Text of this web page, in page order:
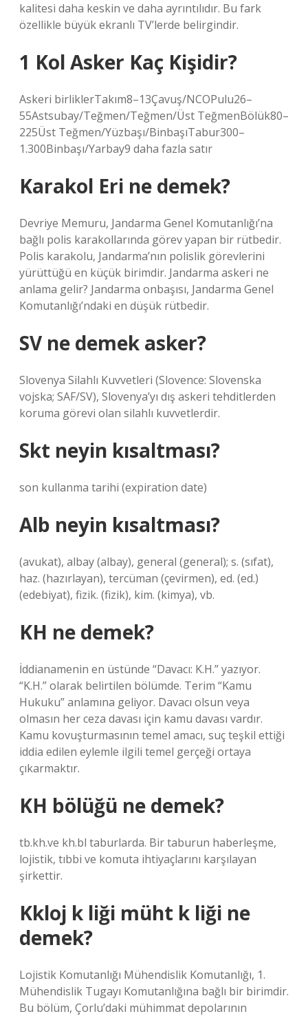
kalitesi daha keskin ve daha ayrıntılıdır. Bu fark
özellikle büyük ekranlı TV’lerde belirgindir.
1 Kol Asker Kaç Kişidir?
Askeri birliklerTakım8–13Çavuş/NCOPulu26–
55Astsubay/Teğmen/Teğmen/Üst TeğmenBölük80–
225Üst Teğmen/Yüzbaşı/BinbaşıTabur300–
1.300Binbaşı/Yarbay9 daha fazla satır
Karakol Eri ne demek?
Devriye Memuru, Jandarma Genel Komutanlığı’na
bağlı polis karakollarında görev yapan bir rütbedir.
Polis karakolu, Jandarma’nın polislik görevlerini
yürüttüğü en küçük birimdir. Jandarma askeri ne
anlama gelir? Jandarma onbaşısı, Jandarma Genel
Komutanlığı’ndaki en düşük rütbedir.
SV ne demek asker?
Slovenya Silahlı Kuvvetleri (Slovence: Slovenska
vojska; SAF/SV), Slovenya’yı dış askeri tehditlerden
koruma görevi olan silahlı kuvvetlerdir.
Skt neyin kısaltması?
son kullanma tarihi (expiration date)
Alb neyin kısaltması?
(avukat), albay (albay), general (general); s. (sıfat),
haz. (hazırlayan), tercüman (çevirmen), ed. (ed.)
(edebiyat), fizik. (fizik), kim. (kimya), vb.
KH ne demek?
İddianamenin en üstünde “Davacı: K.H.” yazıyor.
“K.H.” olarak belirtilen bölümde. Terim “Kamu
Hukuku” anlamına geliyor. Davacı olsun veya
olmasın her ceza davası için kamu davası vardır.
Kamu kovuşturmasının temel amacı, suç teşkil ettiği
iddia edilen eylemle ilgili temel gerçeği ortaya
çıkarmaktır.
KH bölüğü ne demek?
tb.kh.ve kh.bl taburlarda. Bir taburun haberleşme,
lojistik, tıbbi ve komuta ihtiyaçlarını karşılayan
şirkettir.
Kkloj k liği müht k liği ne
demek?
Lojistik Komutanlığı Mühendislik Komutanlığı, 1.
Mühendislik Tugayı Komutanlığına bağlı bir birimdir.
Bu bölüm, Çorlu’daki mühimmat depolarının